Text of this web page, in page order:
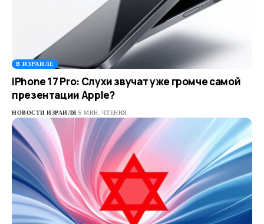
В ИЗРАИЛЕ
iPhone 17 Pro: Слухи звучат уже громче самой
презентации Apple?
НОВОСТИ ИЗРАИЛЯ 5 МИН. ЧТЕНИЯ